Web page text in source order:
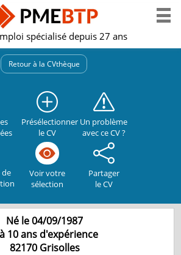
spécialisé depuis 27 ans
Retour à la CVthèque
Présélectionner
le CV
Un problème
avec ce CV ?
de
Voir votre
sélection
Partager
le CV
Né le 04/09/1987
10 ans d'expérience
82170 Grisolles